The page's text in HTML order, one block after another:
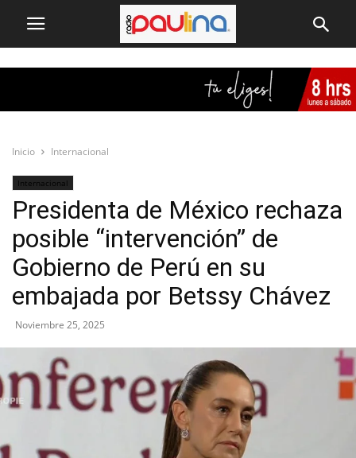
Inicio Internacional
Internacional
Presidenta de México rechaza
posible “intervención” de
Gobierno de Perú en su
embajada por Betssy Chávez
Noviembre 25, 2025